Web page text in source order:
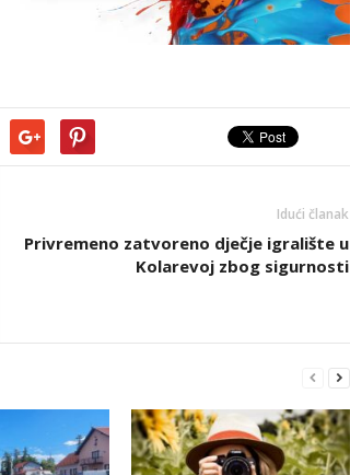
Idući članak
Privremeno zatvoreno dječje igralište u
Kolarevoj zbog sigurnosti